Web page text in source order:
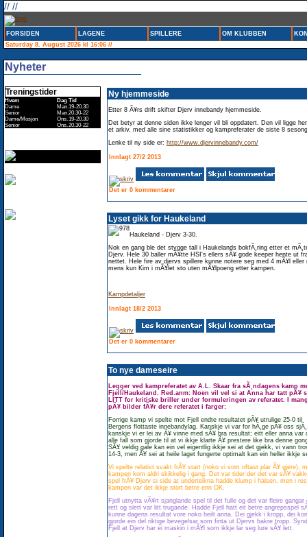
// //
FORSIDEN LAGENE SPILLERE OM KLUBBEN
Saturday 8. August 2026 kl 16:06 //
Nyheter
Treningstider
Hvem Dag Tid
Dame
Man.19-20.30
Senior
Man.20.30-22
Dame/Mosjon
Ons.19-20.30
Senior
Ons.20.30-22
Ny hjemmeside
Etter 8 Ã¥rs drift skifter Djerv innebandy hjemmeside.
Det betyr at denne siden ikke lenger vil bli oppdatert. Den vil ligge
et arkiv, med alle sine statistikker og kampreferater de siste 8
Lenke til ny side er: http://www.djervinnebandy.com/
Innlagt 27/2 2013
Det er 0 kommentarer
Lyset gikk for Haukeland
Haukeland - Djerv 3-30.
Nok en gang ble det stygge tall i Haukelands bokfÃ¸ring etter et
Djerv. Hele 30 baller mÃ¥tte HSI's ellers sÃ¥ gode keeper hente ut
nettet. Hele fire av djervs spillere kunne notere seg med 4 mÃ¥l eller
mens kun Kim i mÃ¥let sto uten mÃ¥lpoeng etter kampen.
Kampdetaljer
Innlagt 18/2 2013
Det er 0 kommentarer
To nye dameseire
Legger ved kampreferatet av A.L. Skaar fra sÃ¸ndagens kamp
Fjell/Haukeland. Red.anm: Noen vil vel si at Anna har tatt pÃ¥
LITT for kritiske briller under formuleringen av referatet. I
pÃ¥ bilder fÃ¥r dere referatet i farger:
Forrige kamp vi spelte mot Fjell endte resultatet pÃ¥ utrulige 25-0 til
Bergens flottaste innebandylag. Kanskje vi var for hÃ¸ge pÃ¥ oss
kanskje vi er lei av Ã¥ vinne med sÃ¥ bra resultat; eitt eller anna var
alle fall som gjorde til at vi ikkje klarte Ã¥ prestere like bra denne
SÃ¥ veldig gale kan ein vel eigentlig ikkje sei at det gjekk, vi vann
14-3, men Ã¥ sei at heile laget fungerte optimalt kan ein heller ikkje
Vi spelte relativt svakt frÃ¥ start (noko vi som oftast plar Ã¥ gjere),
kampen kom aldri skikkelig i gang. Det var tider der det var sÃ¥
spel frÃ¥ Djerv si side at underteikna hadde klump i halsen, men i
kampen var det ikkje stort betre enn OK.
Fjell utnytta vÃ¥rt sjanglande spel til det fulle og det var fleire gangar
rett og slett var litt trugande. Hadde Fjell hatt eit betre angrepsspel
kunne dagens resultat vore noko heilt anna. Dei gjekk i kropp, dei
gjorde ein del riktige bevegelsar som finta ut Djervs bakre tropp.
Fjell at Djerv har ei maskin i mÃ¥l som ikkje lar seg lure sÃ¥ lett.